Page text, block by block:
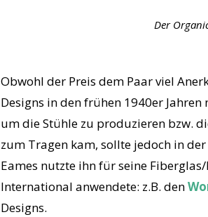
Der
Obwohl der Preis dem Paar viel
Designs in den frühen 1940er
um die Stühle zu produzieren bzw.
zum Tragen kam, sollte jedoch in
Eames nutzte ihn für seine
International anwendete: z.B. den
Designs.